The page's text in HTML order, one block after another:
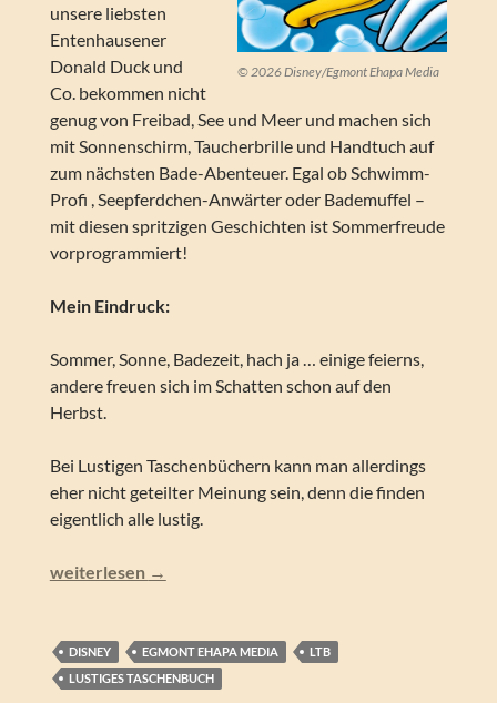
© 2026 Disney/Egmont Ehapa Media
unsere liebsten
Entenhausener
Donald Duck und
Co. bekommen nicht
genug von Freibad, See und Meer und machen sich
mit Sonnenschirm, Taucherbrille und Handtuch auf
zum nächsten Bade-Abenteuer. Egal ob Schwimm-
Profi , Seepferdchen-Anwärter oder Bademuffel –
mit diesen spritzigen Geschichten ist Sommerfreude
vorprogrammiert!
Mein Eindruck:
Sommer, Sonne, Badezeit, hach ja … einige feierns,
andere freuen sich im Schatten schon auf den
Herbst.
Bei Lustigen Taschenbüchern kann man allerdings
eher nicht geteilter Meinung sein, denn die finden
eigentlich alle lustig.
Lustiges Taschenbuch – Schwimmen 1 (LTB
weiterlesen →
DISNEY EGMONT EHAPA MEDIA
LTB
LUSTIGES TASCHENBUCH